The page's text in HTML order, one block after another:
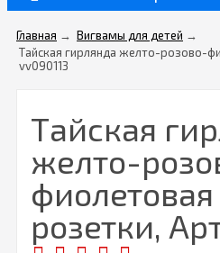
Главная → Вигвамы для детей →
Тайская гирлянда желто-розово-
vv090113
Тайская
желто-
фиолетовая
розетки,